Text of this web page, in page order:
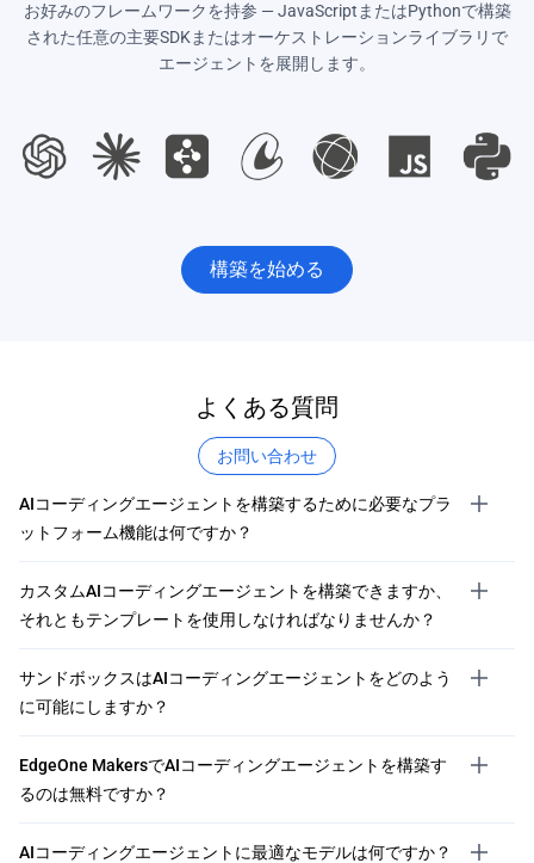
お好みのフレームワークを持参 — JavaScriptまたはPythonで構築
された任意の主要SDKまたはオーケストレーションライブラリで
エージェントを展開します。
構築を始める
よくある質問
お問い合わせ
AIコーディングエージェントを構築するために必要なプラ
ットフォーム機能は何ですか？
カスタムAIコーディングエージェントを構築できますか、
それともテンプレートを使用しなければなりませんか？
サンドボックスはAIコーディングエージェントをどのよう
に可能にしますか？
EdgeOne MakersでAIコーディングエージェントを構築す
るのは無料ですか？
AIコーディングエージェントに最適なモデルは何ですか？